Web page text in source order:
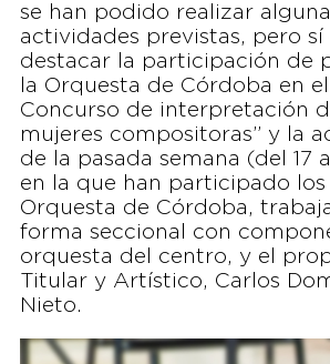
se han podido realizar
actividades previstas, pero sí
destacar la participación de
la Orquesta de Córdoba en el
Concurso de interpretación
mujeres compositoras” y la
de la pasada semana (del 17
en la que han participado los
Orquesta de Córdoba,
forma seccional con
orquesta del centro, y el
Titular y Artístico, Carlos
Nieto.